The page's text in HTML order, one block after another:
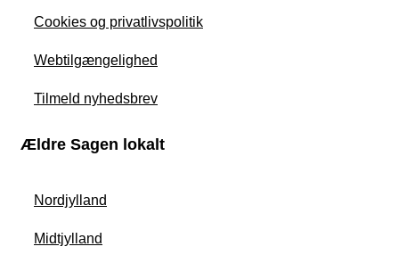
Cookies og privatlivspolitik
Webtilgængelighed
Tilmeld nyhedsbrev
Ældre Sagen lokalt
Nordjylland
Midtjylland